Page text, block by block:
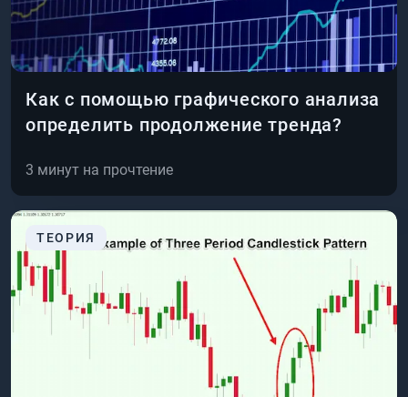
Как с помощью графического анализа
определить продолжение тренда?
3 минут на прочтение
ТЕОРИЯ